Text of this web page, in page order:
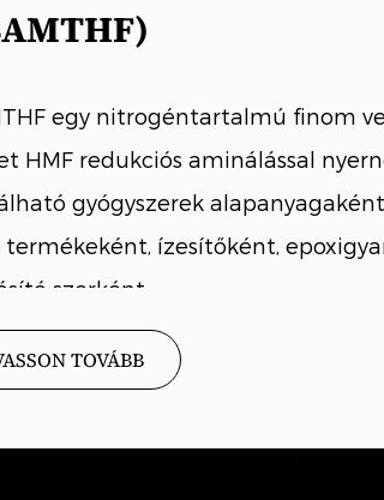
egy nitrogéntartalmú finom
HMF redukciós aminálással
gyógyszerek
termékeként, ízesítőként,
szerként ...
TOVÁBB